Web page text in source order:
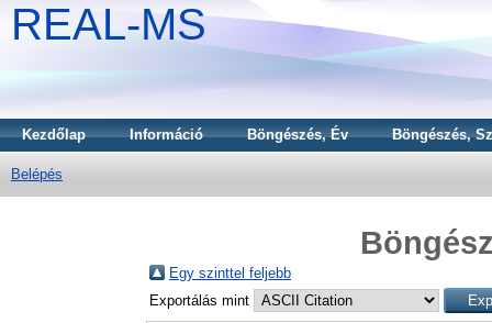
REAL-MS
Kezdőlap Információ Böngészés, Év Böngészés,
Belépés
Egy szinttel feljebb
Exportálás mint